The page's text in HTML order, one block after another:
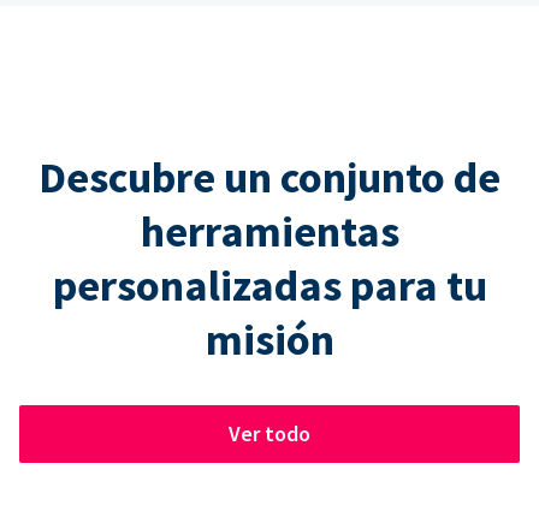
Descubre un conjunto de
herramientas
personalizadas para tu
misión
Ver todo